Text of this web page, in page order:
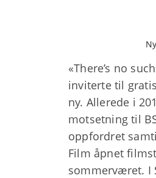
«There’s no
inviterte til
ny. Allerede i
motsetning til
oppfordret
Film åpnet
sommerværet. I